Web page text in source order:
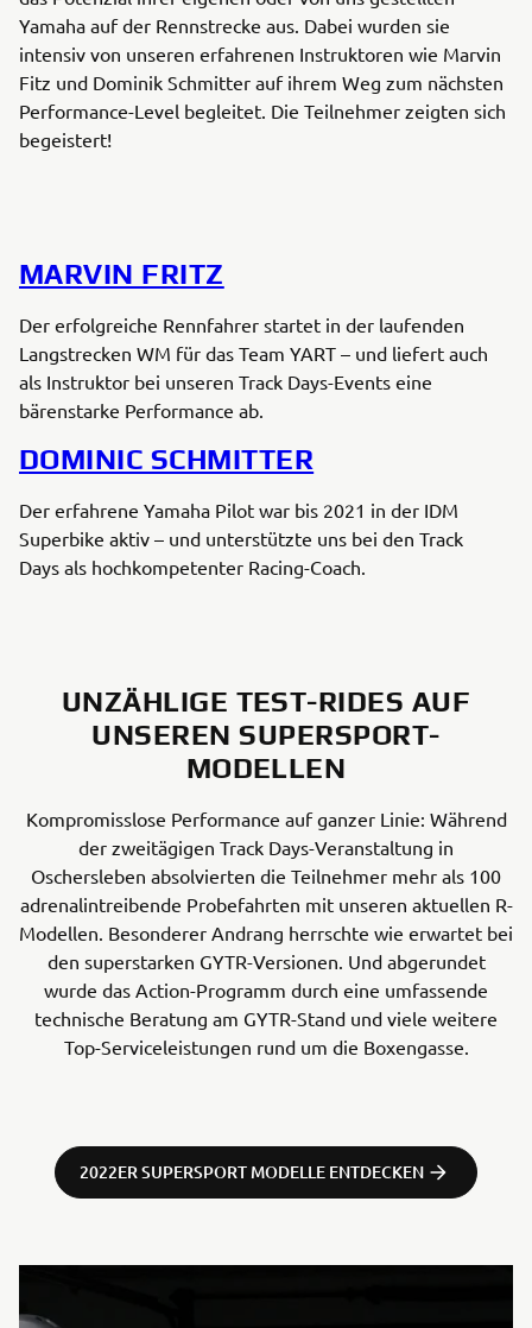
Yamaha auf der Rennstrecke aus. Dabei wurden sie
intensiv von unseren erfahrenen Instruktoren wie Marvin
Fitz und Dominik Schmitter auf ihrem Weg zum nächsten
Performance-Level begleitet. Die Teilnehmer zeigten sich
begeistert!
MARVIN FRITZ
Der erfolgreiche Rennfahrer startet in der laufenden
Langstrecken WM für das Team YART – und liefert auch
als Instruktor bei unseren Track Days-Events eine
bärenstarke Performance ab.
DOMINIC SCHMITTER
Der erfahrene Yamaha Pilot war bis 2021 in der IDM
Superbike aktiv – und unterstützte uns bei den Track
Days als hochkompetenter Racing-Coach.
UNZÄHLIGE TEST-RIDES AUF
UNSEREN SUPERSPORT-
MODELLEN
Kompromisslose Performance auf ganzer Linie: Während
der zweitägigen Track Days-Veranstaltung in
Oschersleben absolvierten die Teilnehmer mehr als 100
adrenalintreibende Probefahrten mit unseren aktuellen R-
Modellen. Besonderer Andrang herrschte wie erwartet bei
den superstarken GYTR-Versionen. Und abgerundet
wurde das Action-Programm durch eine umfassende
technische Beratung am GYTR-Stand und viele weitere
Top-Serviceleistungen rund um die Boxengasse.
2022ER SUPERSPORT MODELLE ENTDECKEN